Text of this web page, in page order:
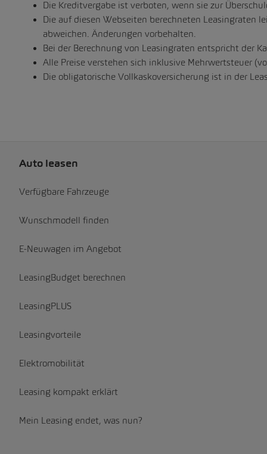
Die Kreditvergabe ist verboten, wenn sie zur
Die auf diesen Webseiten berechneten Leasingraten
abweichen. Änderungen vorbehalten.
Bei der Berechnung von Leasingraten entspricht der
Alle Preise verstehen sich inklusive Mehrwertsteuer
Die obligatorische Vollkaskoversicherung ist in der
Auto leasen
Verfügbare Fahrzeuge
Wunschmodell finden
E-Neuwagen im Angebot
LeasingBudget berechnen
LeasingPLUS
Leasingvorteile
Elektromobilität
Leasing kompakt erklärt
Mein Leasing endet, was nun?